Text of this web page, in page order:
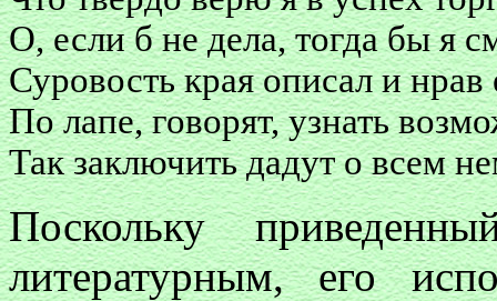
О, если б не дела, тогда бы я
Суровость края описал и нрав
По лапе, говорят, узнать
Так заключить дадут о всем
Поскольку
литературным, его